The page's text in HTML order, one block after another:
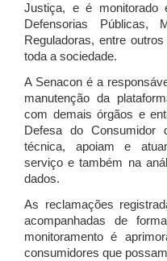
Justiça, e é monitorado
Defensorias Públicas,
Reguladoras, entre
toda a sociedade.
A Senacon é a
manutenção da
com demais órgãos e
Defesa do Consumidor
técnica, apoiam e
serviço e também na
dados.
As reclamações
acompanhadas de
monitoramento é
consumidores que